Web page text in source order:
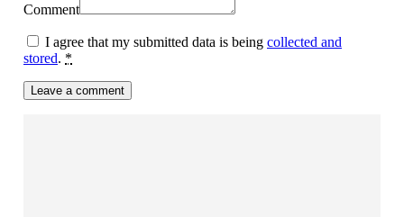
Comment
I agree that my submitted data is being collected and
stored. *